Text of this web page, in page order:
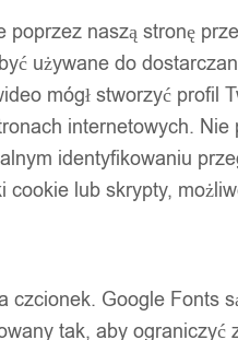
naszą stronę
używane do
mógł stworzyć profil
internetowych. Nie
identyfikowaniu
lub skrypty,
czcionek. Google Fonts
tak, aby